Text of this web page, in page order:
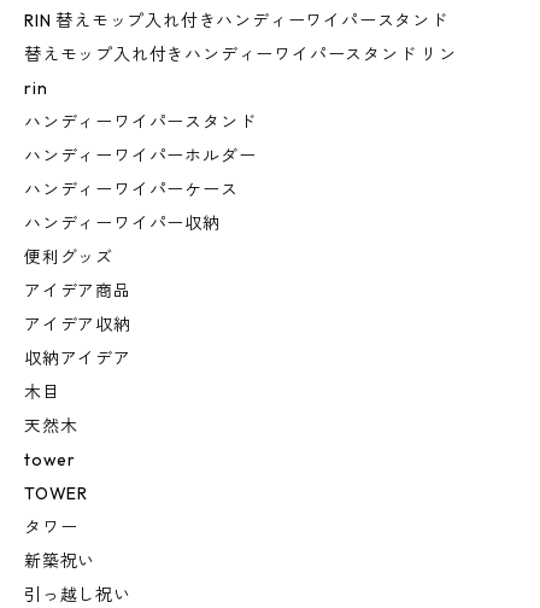
RIN 替えモップ入れ付きハンディーワイパースタンド
替えモップ入れ付きハンディーワイパースタンド リン
rin
ハンディーワイパースタンド
ハンディーワイパーホルダー
ハンディーワイパーケース
ハンディーワイパー収納
便利グッズ
アイデア商品
アイデア収納
収納アイデア
木目
天然木
tower
TOWER
タワー
新築祝い
引っ越し祝い